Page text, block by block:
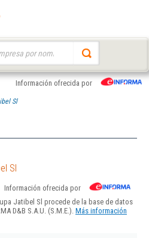
Información ofrecida por
Sl
Sl
Información ofrecida por
Jatibel Sl procede de la base de datos
D&B S.A.U. (S.M.E.). Más información